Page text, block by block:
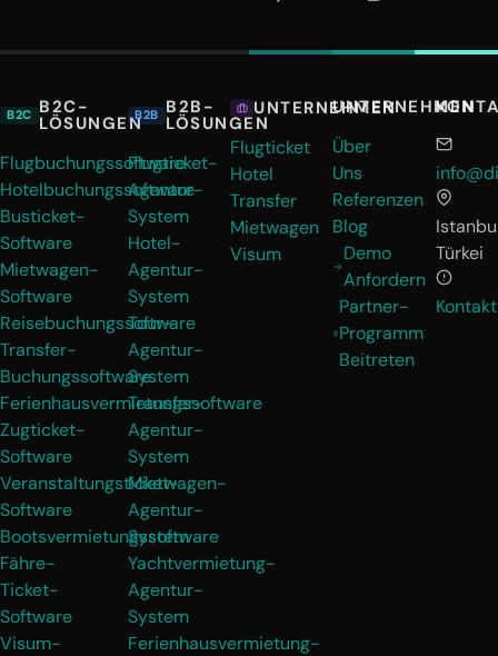
B2C B2C-
LÖSUNGEN
Flugbuchungssoftware
Hotelbuchungssoftware
Busticket-
Software
Mietwagen-
Software
Reisebuchungssoftware
Transfer-
Buchungssoftware
Ferienhausvermietungssoftware
Zugticket-
Software
Veranstaltungsticket-
Software
Bootsvermietungssoftware
Fähre-
Ticket-
Software
Visum-
B2B B2B-
LÖSUNGEN
Flugticket-
Agentur-
System
Hotel-
Agentur-
System
Tour-
Agentur-
System
Transfer-
Agentur-
System
Mietwagen-
Agentur-
System
Yachtvermietung-
Agentur-
System
Ferienhausvermietung-
UNTERNEHMEN
Flugticket
Hotel
Transfer
Mietwagen
Visum
UNTERNEHMEN
Über
Uns
Referenzen
Blog
Demo
Anfordern
Partner-
Programm
Beitreten
Türkei
Kontakt